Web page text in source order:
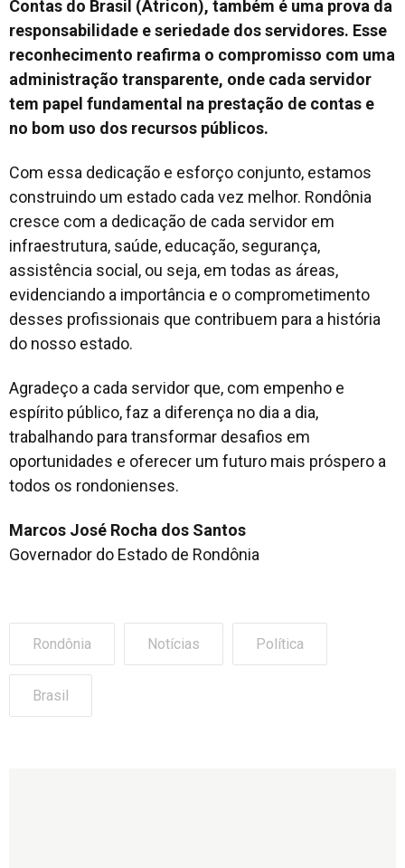
Contas do Brasil (Atricon), também é uma prova da
responsabilidade e seriedade dos servidores. Esse
reconhecimento reafirma o compromisso com uma
administração transparente, onde cada servidor
tem papel fundamental na prestação de contas e
no bom uso dos recursos públicos.
Com essa dedicação e esforço conjunto, estamos
construindo um estado cada vez melhor. Rondônia
cresce com a dedicação de cada servidor em
infraestrutura, saúde, educação, segurança,
assistência social, ou seja, em todas as áreas,
evidenciando a importância e o comprometimento
desses profissionais que contribuem para a história
do nosso estado.
Agradeço a cada servidor que, com empenho e
espírito público, faz a diferença no dia a dia,
trabalhando para transformar desafios em
oportunidades e oferecer um futuro mais próspero a
todos os rondonienses.
Marcos José Rocha dos Santos
Governador do Estado de Rondônia
Rondônia Notícias Política
Brasil